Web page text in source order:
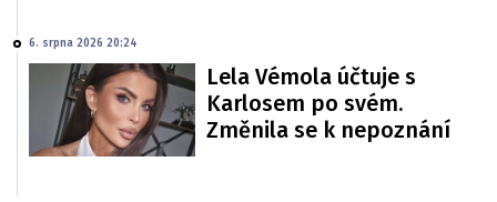
6. srpna 2026 20:24
Lela Vémola účtuje s
Karlosem po svém.
Změnila se k nepoznání